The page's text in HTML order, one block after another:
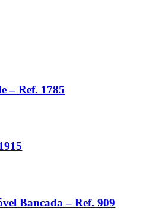
– Ref. 1785
Bancada – Ref. 909